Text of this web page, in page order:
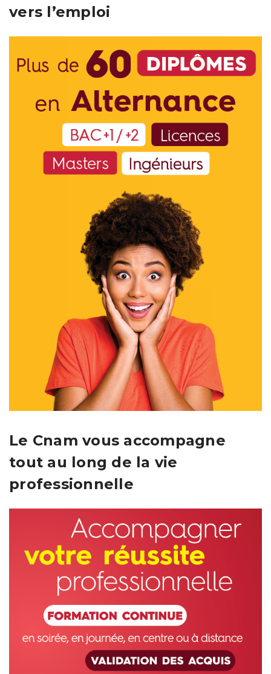
c
e
vers l’emploi
Le Cnam vous accompagne
tout au long de la vie
professionnelle